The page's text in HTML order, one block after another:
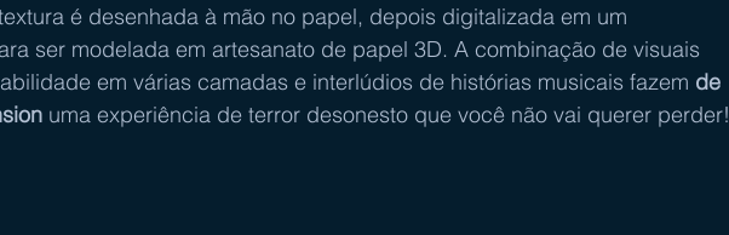
é desenhada à mão no papel, depois digitalizada em um
ser modelada em artesanato de papel 3D. A combinação de visuais
em várias camadas e interlúdios de histórias musicais fazem de
uma experiência de terror desonesto que você não vai querer perder!